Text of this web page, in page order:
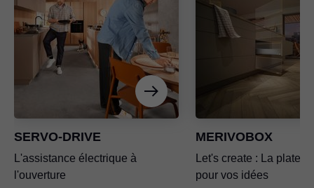
SERVO-DRIVE
L'assistance électrique à
l'ouverture
MERIVOBOX
Let's create : La
pour vos idées